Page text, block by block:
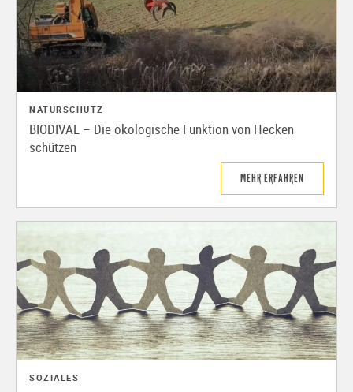
NATURSCHUTZ
BIODIVAL – Die ökologische Funktion von Hecken
schützen
MEHR ERFAHREN
SOZIALES